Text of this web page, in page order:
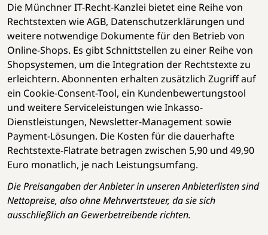
Die Münchner IT-Recht-Kanzlei bietet eine Reihe von
Rechtstexten wie AGB, Datenschutzerklärungen und
weitere notwendige Dokumente für den Betrieb von
Online-Shops. Es gibt Schnittstellen zu einer Reihe von
Shopsystemen, um die Integration der Rechtstexte zu
erleichtern. Abonnenten erhalten zusätzlich Zugriff auf
ein Cookie-Consent-Tool, ein Kundenbewertungstool
und weitere Serviceleistungen wie Inkasso-
Dienstleistungen, Newsletter-Management sowie
Payment-Lösungen. Die Kosten für die dauerhafte
Rechtstexte-Flatrate betragen zwischen 5,90 und 49,90
Euro monatlich, je nach Leistungsumfang.
Die Preisangaben der Anbieter in unseren Anbieterlisten sind
Nettopreise, also ohne Mehrwertsteuer, da sie sich
ausschließlich an Gewerbetreibende richten.